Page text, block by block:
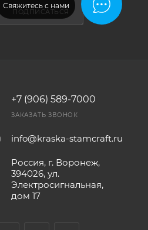
Свяжитесь с нами
ПОДПИСАТЬСЯ
+7 (906) 589-7000
ЗАКАЗАТЬ ЗВОНОК
info@kraska-stamcraft.ru
Россия, г. Воронеж,
394026, ул.
Электросигнальная,
дом 17